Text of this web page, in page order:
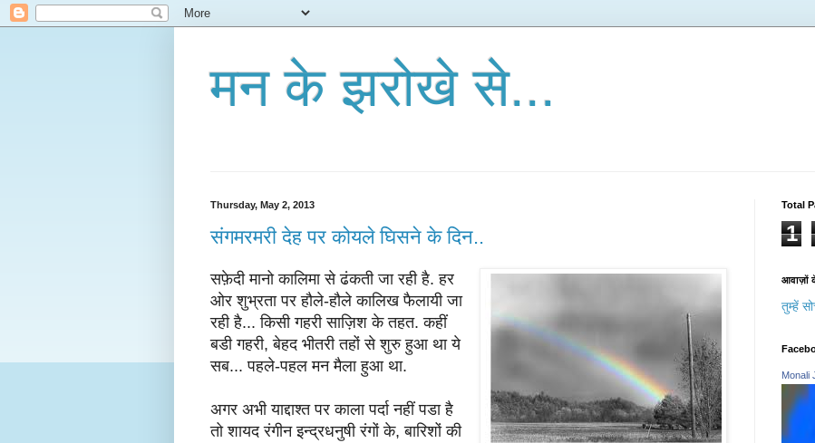
मन के झरोखे से...
Thursday, May 2, 2013
संगमरमरी देह पर कोयले घिसने के दिन..
सफ़ेदी मानो कालिमा से ढंकती जा रही है. हर
ओर शुभ्रता पर हौले-हौले कालिख फैलायी जा
रही है... किसी गहरी साज़िश के तहत. कहीं
बडी गहरी, बेहद भीतरी तहों से शुरु हुआ था ये
सब... पहले-पहल मन मैला हुआ था.
अगर अभी याद्दाश्त पर काला पर्दा नहीं पडा है
तो शायद रंगीन इन्द्रधनुषी रंगों के, बारिशों की
Total
1
आवाज़ों
तुम्हें
Monali